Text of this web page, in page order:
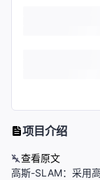
项目介绍
查看原文
高斯-SLAM：采用